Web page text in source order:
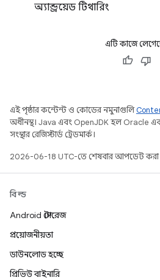
অ্যান্ড্রয়েড টিথারিং
এটি কাজে
এই পৃষ্ঠার কন্টেন্ট ও কোডের নমুনাগুলি
অধীনস্থ। Java এবং OpenJDK হল Oracle
সংস্থার রেজিস্টার্ড ট্রেডমার্ক।
2026-06-18 UTC-তে শেষবার আপডেট করা
বিল্ড
Android স্টোরেজ
প্রয়োজনীয়তা
ডাউনলোড হচ্ছে
প্রিভিউ বাইনারি